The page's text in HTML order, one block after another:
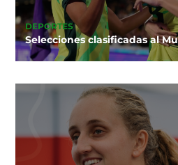
DEPORTES
Selecciones clasificadas al